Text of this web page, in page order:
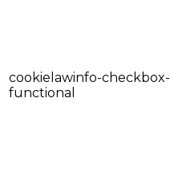
cookielawinfo-checkbox-
functional